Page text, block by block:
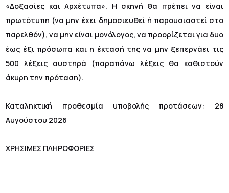
«Δοξασίες και Αρχέτυπα». Η σκηνή θα πρέπει να είναι
πρωτότυπη (να μην έχει δημοσιευθεί ή παρουσιαστεί στο
παρελθόν), να μην είναι μονόλογος, να προορίζεται για δυο
έως έξι πρόσωπα και η έκτασή της να μην ξεπερνάει τις
500 λέξεις αυστηρά (παραπάνω λέξεις θα καθιστούν
άκυρη την πρόταση).
Καταληκτική προθεσμία υποβολής προτάσεων: 28
Αυγούστου 2026
ΧΡΗΣΙΜΕΣ ΠΛΗΡΟΦΟΡΙΕΣ